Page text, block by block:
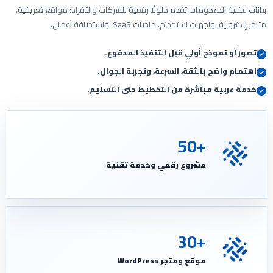
بيانات لتقنية المعلومات تقدم حلولًا رقمية للشركات والأفراد: مواقع تعريفية،
متاجر إلكترونية، واجهات استخدام، منصات SaaS، واستضافة أعمال.
تصور أو نموذج أولي قبل التنفيذ المدفوع.
اهتمام واضح بالثقة، السرعة، وتجربة الجوال.
خدمة عربية مباشرة من التخطيط حتى التسليم.
+50
مشروع رقمي وخدمة تقنية
+30
موقع ومتجر WordPress